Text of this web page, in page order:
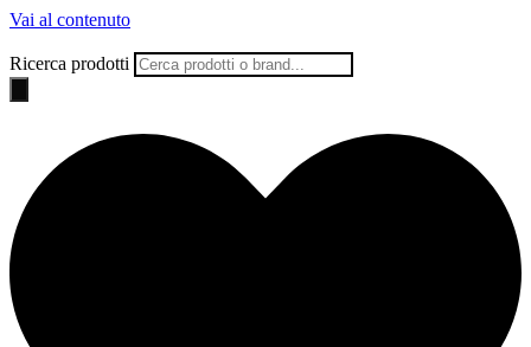
Vai al contenuto
Ricerca prodotti